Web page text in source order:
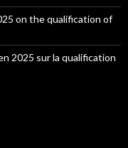
on the qualification of
2025 sur la qualification